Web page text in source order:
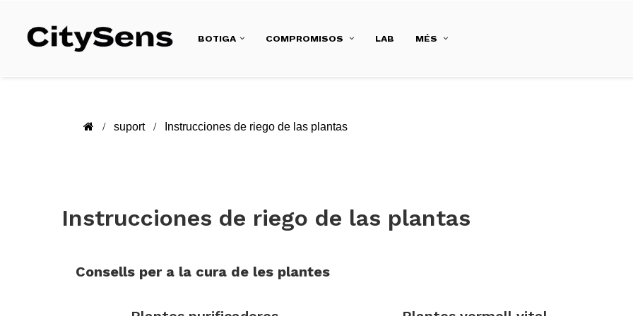
BOTIGA COMPROMISOS LAB MÉS
suport Instrucciones de riego de las plantas
Instrucciones de riego de las plantas
Consells per a la cura de les plantes